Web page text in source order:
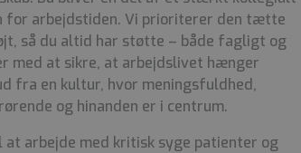
for arbejdstiden. Vi prioriterer den tætte
så du altid har støtte – både fagligt og
med at sikre, at arbejdslivet hænger
fra en kultur, hvor meningsfuldhed,
og hinanden er i centrum.
arbejde med kritisk syge patienter og